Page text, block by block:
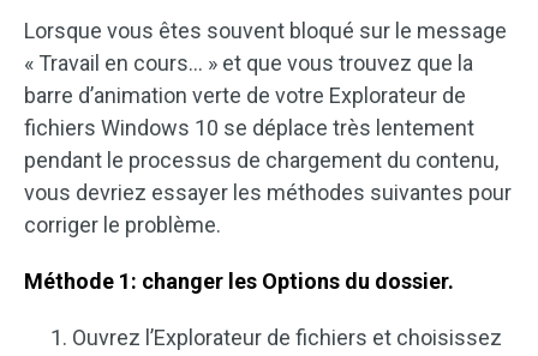
Lorsque vous êtes souvent bloqué sur le message
« Travail en cours… » et que vous trouvez que la
barre d’animation verte de votre Explorateur de
fichiers Windows 10 se déplace très lentement
pendant le processus de chargement du contenu,
vous devriez essayer les méthodes suivantes pour
corriger le problème.
Méthode 1: changer les Options du dossier.
Ouvrez l’Explorateur de fichiers et choisissez